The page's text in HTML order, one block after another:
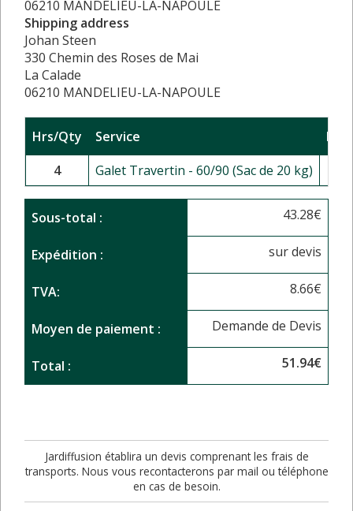
06210 MANDELIEU-LA-NAPOULE
Shipping address
Johan Steen
330 Chemin des Roses de Mai
La Calade
06210 MANDELIEU-LA-NAPOULE
Hrs/Qty Service
4
Galet Travertin - 60/90 (Sac de 20 kg)
Sous-total : 43.28€
Expédition : sur devis
TVA: 8.66€
Moyen de paiement : Demande de Devis
Total : 51.94€
Jardiffusion établira un devis comprenant les frais de
transports. Nous vous recontacterons par mail ou téléphone
en cas de besoin.